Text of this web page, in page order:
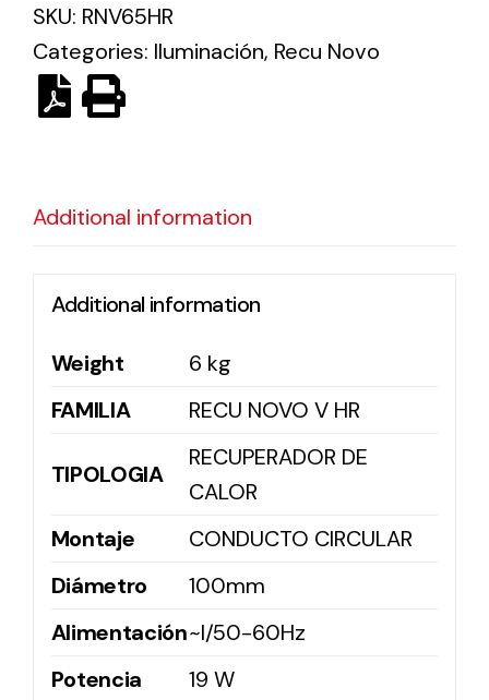
Variedad de soluciones solares para todo tipo
de necesidades.
SKU: RNV65HR
Categories: Iluminación, Recu Novo
Additional information
Additional information
Weight
6 kg
FAMILIA
RECU NOVO V HR
TIPOLOGIA
RECUPERADOR DE
CALOR
Montaje
CONDUCTO CIRCULAR
Diámetro
100mm
Alimentación~I/50-60Hz
Potencia
19 W